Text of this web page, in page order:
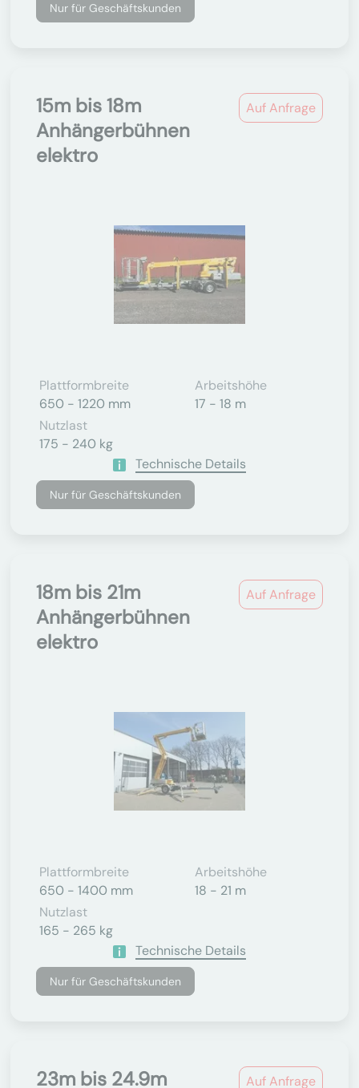
Nur für Geschäftskunden
Auf Anfrage
15m bis 18m
Anhängerbühnen
elektro
Plattformbreite
650 - 1220 mm
Arbeitshöhe
17 - 18 m
Nutzlast
175 - 240 kg
Technische Details
Nur für Geschäftskunden
Auf Anfrage
18m bis 21m
Anhängerbühnen
elektro
Plattformbreite
650 - 1400 mm
Arbeitshöhe
18 - 21 m
Nutzlast
165 - 265 kg
Technische Details
Nur für Geschäftskunden
Auf Anfrage
23m bis 24.9m